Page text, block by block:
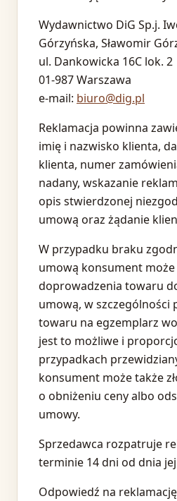
Wydawnictwo DiG Sp.j.
Górzyńska, Sławomir
ul. Dankowicka 16C lok. 2
01-987 Warszawa
e-mail: biuro@dig.pl
Reklamacja powinna
imię i nazwisko klienta,
klienta, numer
nadany, wskazanie
opis stwierdzonej
umową oraz żądanie
W przypadku braku
umową konsument może
doprowadzenia towaru
umową, w szczególności
towaru na egzemplarz
jest to możliwe i
przypadkach
konsument może także
o obniżeniu ceny albo
umowy.
Sprzedawca rozpatruje
terminie 14 dni od dnia
Odpowiedź na